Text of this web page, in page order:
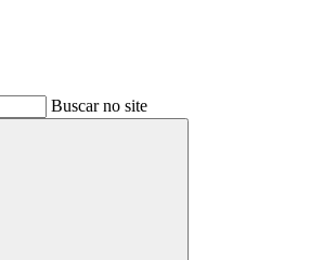
Buscar no site